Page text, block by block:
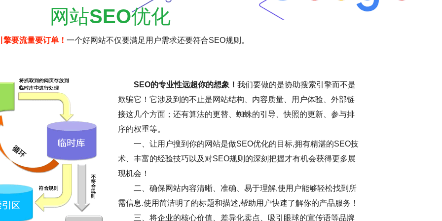
网站SEO优化
擎要流量要订单！ 一个好网站不仅要满足用户需求还要符合SEO规则。
SEO的专业性远超你的想象！ 我们要做的是协助搜索引擎而不是
欺骗它！它涉及到的不止是网站结构、内容质量、用户体验、外部链
接这几个方面；还有算法的更替、蜘蛛的引导、快照的更新、参与排
序的权重等。
一、让用户搜到你的网站是做SEO优化的目标,拥有精湛的SEO技
术、丰富的经验技巧以及对SEO规则的深刻把握才有机会获得更多展
现机会！
二、确保网站内容清晰、准确、易于理解,使用户能够轻松找到所
需信息.使用简洁明了的标题和描述,帮助用户快速了解你的产品服务！
三、将企业的核心价值、差异化卖点、吸引眼球的宣传语等品牌